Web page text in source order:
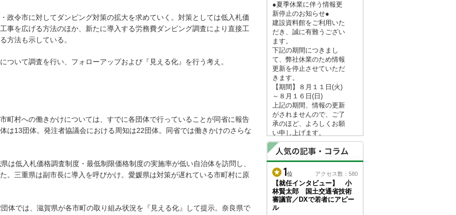
政令市に対してダンピング対策の拡大を求めていく。対策としては低入札価
事を広げる方法のほか、新たに導入する労務費ダンピング調査により直接工
方法も示している。
いて調査を行い、フォローアップおよび『見える化』を行う考え。
町村への働きかけについては、すでに各団体で行っていることが同省に報告
は13団体。発注者協議会における周知は22団体。同省では働きかけのさらな
は低入札価格調査制度・最低制限価格制度の実施率が低い自治体を訪問し、
。三重県は副市長に導入を呼びかけ。愛媛県は対策が遅れている市町村に原
体では、滋賀県が各市町の取り組み状況を『見える化』して提示。奈良県で
●夏季休業に伴う情報更
新停止のお知らせ●
建設資料館をご利用いた
だき、誠に有難うござい
ます。
下記の期間につきまし
て、弊社休業のため情報
更新を停止させていただ
きます。
【期間】８月１１日(火)
～８月１６日(日)
上記の期間、情報の更新
がされませんので、ご了
承のほど、よろしくお願
い申し上げます。
なお、情報は８月１７日
(月)より登録されます。
2026/04/23
●ゴールデンウィークに
伴う情報更新停止のお知
らせ(05/02～05/10)●
ユーザー各位
1位 アクセス数：580
【就任インタビュー】 小
林賢太郎 国土交通省技術
審議官／DXで若者にアピー
ル